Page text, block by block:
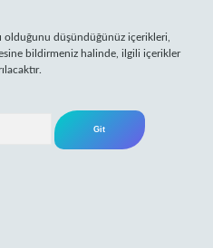
olduğunu düşündüğünüz içerikleri,
bildirmeniz halinde, ilgili içerikler